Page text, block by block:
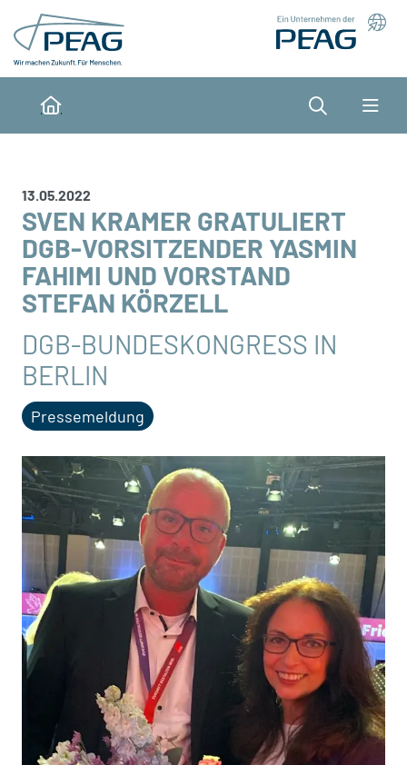
Direkt zu den Inhalten springen
Home
Suche
13.05.2022
SVEN KRAMER GRATULIERT
DGB-VORSITZENDER YASMIN
FAHIMI UND VORSTAND
STEFAN KÖRZELL
DGB-BUNDESKONGRESS IN
BERLIN
Pressemeldung